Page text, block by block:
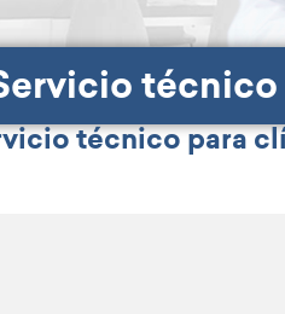
técnico
técnico para